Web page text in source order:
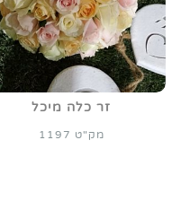
זר כלה מיכל
מק"ט 1197